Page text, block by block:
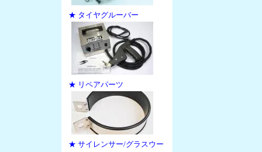
★ タイヤグルーバー
★ リペアパーツ
★ サイレンサー/グラスウー